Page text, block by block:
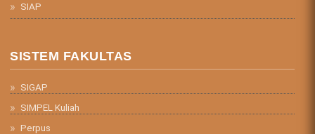
SIAP
SISTEM FAKULTAS
SIGAP
SIMPEL Kuliah
Perpus